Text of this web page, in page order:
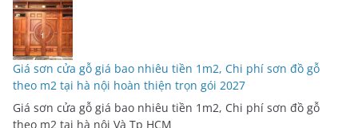
Giá sơn cửa gỗ giá bao nhiêu tiền 1m2, Chi phí sơn đồ gỗ
theo m2 tại hà nội hoàn thiện trọn gói 2027
Giá sơn cửa gỗ giá bao nhiêu tiền 1m2, Chi phí sơn đồ gỗ
theo m2 tại hà nội Và Tp HCM